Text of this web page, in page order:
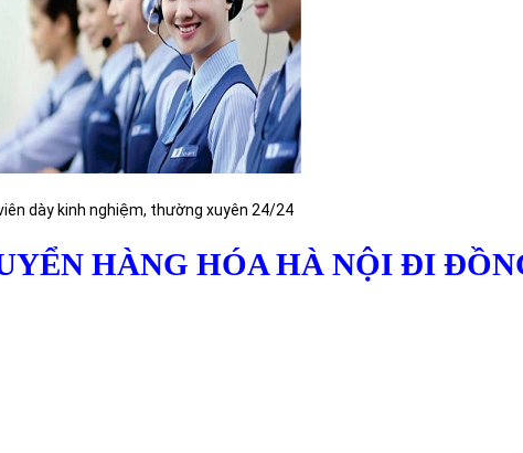
thường xuyên 24/24
HÀNG HÓA HÀ NỘI ĐI